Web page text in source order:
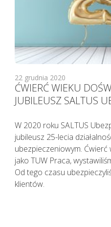
22 grudnia 2020
ĆWIERĆ WIEKU
JUBILEUSZ SALTUS
W 2020 roku SALTUS
jubileusz 25-lecia
ubezpieczeniowym. Ćwierć
jako TUW Praca,
Od tego czasu
klientów.